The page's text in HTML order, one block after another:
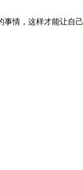
事情，这样才能让自己